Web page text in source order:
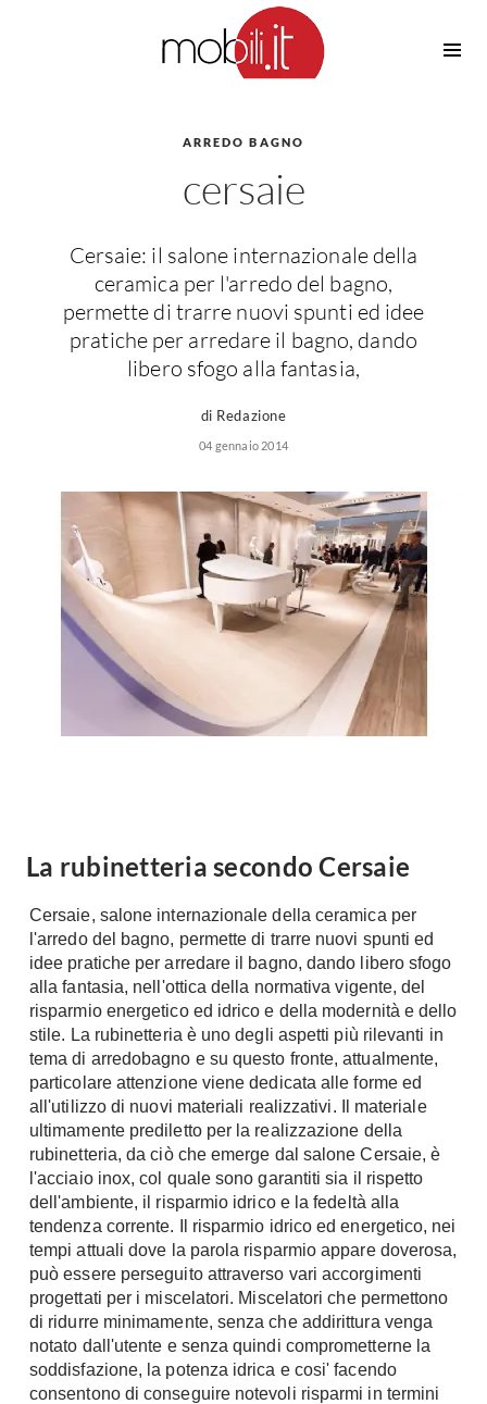
Cucine Design
Cucine Moderne
Cucine Country
Cucine Monoblocco
Consigli Cucine
Attrezzature Interne
Forni
Cappe
Lavastoviglie
Lavatrici
Asciugatrici
Piccoli
Elettrodomestici
Casalinghi
Soggiorno
Mobili Soggiorno
Librerie
Vetrine
Pareti Attrezzate
Porta Tv
Contatti
Divani
Divani moderni
Divani classici
Poltrone
Poltroncine
Divanoletto
Chaise Longue
Divani Angolo
Divani in Pelle
Casette in Legno
Ombrelloni
Pergole
Giardinaggio
Piante
Faretti
Applique
Plafoniere
Riscaldamento
Caminetti
Stufe
Radiatori
Climatizzatore
Deumidificatori
Chiller
Pompe di calore
Ecologia
Geotermia
Case in Legno
Case Prefabbricate
Fotovoltaico
Riciclo
Energie Rinnovabili
Bioedilizia
Teleriscaldamento
Cura della casa
ARREDO BAGNO
cersaie
Cersaie: il salone internazionale della
ceramica per l'arredo del bagno,
permette di trarre nuovi spunti ed idee
pratiche per arredare il bagno, dando
libero sfogo alla fantasia,
di Redazione
04 gennaio 2014
La rubinetteria secondo Cersaie
Cersaie, salone internazionale della ceramica per
l'arredo del bagno, permette di trarre nuovi spunti ed
idee pratiche per arredare il bagno, dando libero sfogo
alla fantasia, nell'ottica della normativa vigente, del
risparmio energetico ed idrico e della modernità e dello
stile. La rubinetteria è uno degli aspetti più rilevanti in
tema di arredobagno e su questo fronte, attualmente,
particolare attenzione viene dedicata alle forme ed
all'utilizzo di nuovi materiali realizzativi. Il materiale
ultimamente prediletto per la realizzazione della
rubinetteria, da ciò che emerge dal salone Cersaie, è
l'acciaio inox, col quale sono garantiti sia il rispetto
dell'ambiente, il risparmio idrico e la fedeltà alla
tendenza corrente. Il risparmio idrico ed energetico, nei
tempi attuali dove la parola risparmio appare doverosa,
può essere perseguito attraverso vari accorgimenti
progettati per i miscelatori. Miscelatori che permettono
di ridurre minimamente, senza che addirittura venga
notato dall'utente e senza quindi comprometterne la
soddisfazione, la potenza idrica e cosi' facendo
consentono di conseguire notevoli risparmi in termini